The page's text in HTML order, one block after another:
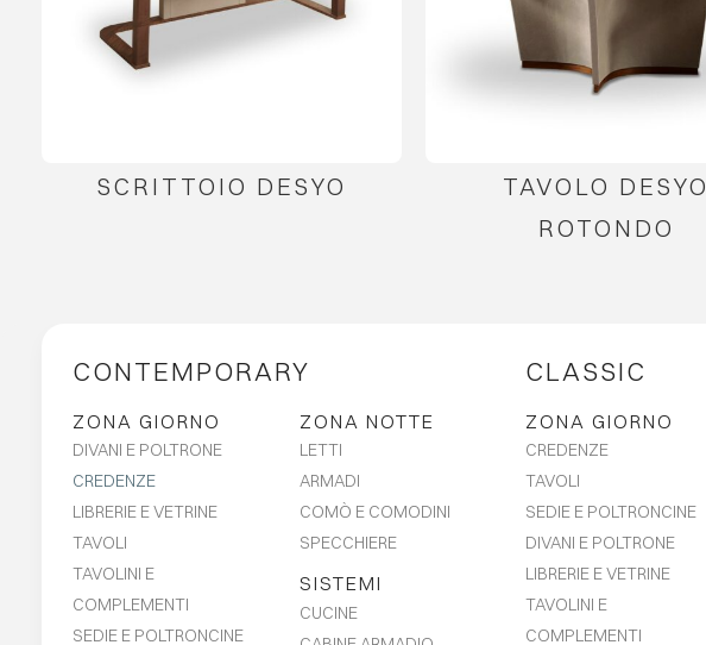
SCRITTOIO DESYO
TAVOLO DESYO
ROTONDO
CONTEMPORARY CLASSIC
ZONA GIORNO
DIVANI E POLTRONE
CREDENZE
LIBRERIE E VETRINE
TAVOLI
TAVOLINI E
COMPLEMENTI
SEDIE E POLTRONCINE
ZONA NOTTE
LETTI
ARMADI
COMÒ E COMODINI
SPECCHIERE
SISTEMI
CUCINE
ZONA GIORNO
CREDENZE
TAVOLI
SEDIE E POLTRONCINE
DIVANI E POLTRONE
LIBRERIE E VETRINE
TAVOLINI E
COMPLEMENTI